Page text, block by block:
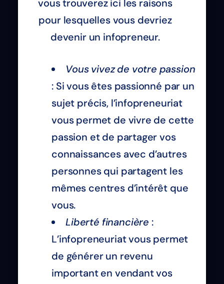
vous trouverez ici les raisons
pour lesquelles vous devriez
devenir un infopreneur.
Vous vivez de votre passion
: Si vous êtes passionné par un
sujet précis, l’infopreneuriat
vous permet de vivre de cette
passion et de partager vos
connaissances avec d’autres
personnes qui partagent les
mêmes centres d’intérêt que
vous.
Liberté financière :
L’infopreneuriat vous permet
de générer un revenu
important en vendant vos